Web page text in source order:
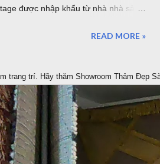
được nhập khẩu từ nhà nhà sản
tâm thảm Vintage tốt nhất cho
ra những thảm cổ điển VINTAGE
với mức giá tốt nhất được bảo
tại Quận 7 TPHCM và Website
Thảm Vintage Mã: OPUS_54219655
phẩm thảm Vintage của Bỉ Ảnh
đế thảm 2. Mua Thảm Vintage ở
READ MORE »
trang trí. Hãy thăm Showroom Thảm Đẹp